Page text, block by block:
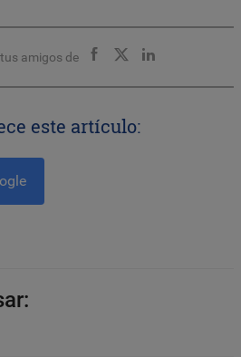
amigos de
este artículo: